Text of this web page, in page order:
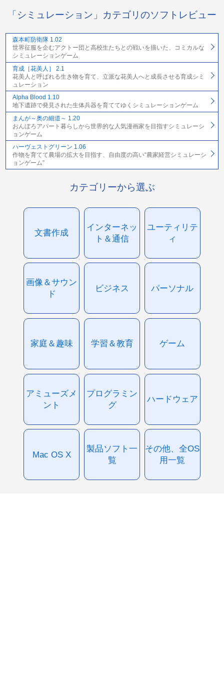
「シミュレーション」カテゴリのソフトレビュー
森本町防衛隊 1.02
世界征服を企むアクトー団と高校生たちとの戦いを描いた、コミカルな
シミュレーションゲーム
育成［花美人］ 2.1
花美人と呼ばれる生き物を育て、立派な花美人へと成長させる育成シミ
ュレーション
Alpha Blood 1.10
地下遺跡で発見された生体兵器を育ててゆくシミュレーションゲーム
まんが～奥の細道～ 1.20
おんぼろアパート暮らしから世界的な人気漫画家を目指すシミュレーシ
ョンゲーム
ハーヴェストグリーン 1.06
作物を育てて農場の拡大を目指す、自由度の高い“農家経営シミュレーシ
ョンゲーム”
カテゴリーから選ぶ
文書作成
インターネッ
ト＆通信
ユーティリテ
ィ
画像＆サウン
ド
ビジネス パーソナル
家庭＆趣味 学習＆教育 ゲーム
アミューズメ
ント
プログラミン
グ
ハードウェア
Mac OS X
製品ソフト一
覧
その他、全OS
用一覧